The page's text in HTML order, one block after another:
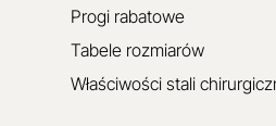
Progi rabatowe
Tabele rozmiarów
Właściwości stali